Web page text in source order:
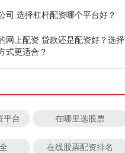
司 选择杠杆配资哪个平台好？
网上配资 贷款还是配资好？选择
式更适合？
平台 在哪里选股票
在线股票配资排名